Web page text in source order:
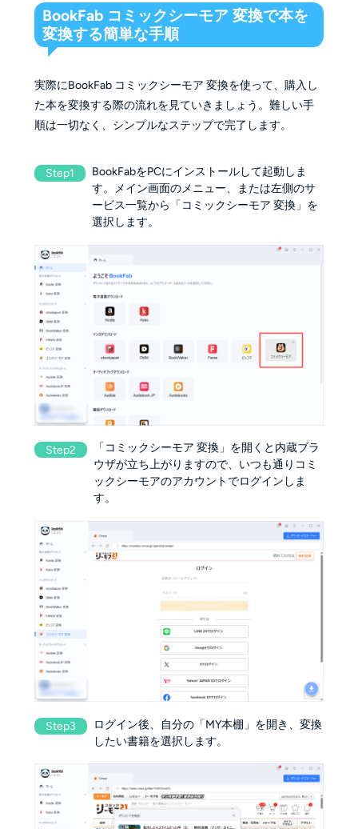
BookFab コミックシーモア 変換で本を
変換する簡単な手順
実際にBookFab コミックシーモア 変換を使って、購入し
た本を変換する際の流れを見ていきましょう。難しい手
順は一切なく、シンプルなステップで完了します。
Step1
BookFabをPCにインストールして起動しま
す。メイン画面のメニュー、または左側のサ
ービス一覧から「コミックシーモア 変換」を
選択します。
Step2
「コミックシーモア 変換」を開くと内蔵ブラ
ウザが立ち上がりますので、いつも通りコミ
ックシーモアのアカウントでログインしま
す。
Step3
ログイン後、自分の「MY本棚」を開き、変換
したい書籍を選択します。